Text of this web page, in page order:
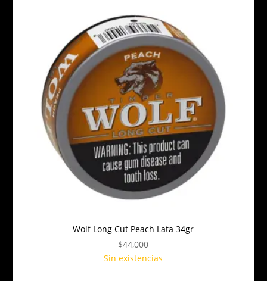
Wolf Long Cut Peach Lata 34gr
$44,000
Sin existencias